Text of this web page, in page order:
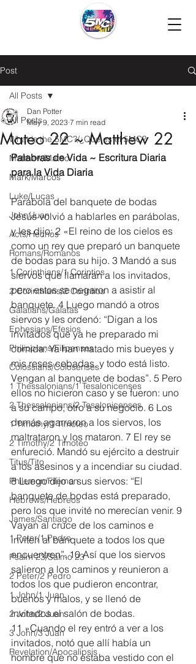
Post
All Posts
What is the 5MC?/¿Que es el 5MC?
Matthew/Mateo
Mark/Marcos
Luke/Lucas
John/Juan
Acts/Hechos
Romans/Romanos
1 Corinthians/1 Corintios
2 Corinthians/2 Corintios
Galatians/Gálatas
Ephesians/Efesios
Philippians/Filipenses
Colossians/Colosenses
1 Thessalonians/1 Tesalonicenses
2 Thessalonians/2 Tesalonicenses
1 Timothy/1 Timoteo
2 Timothy/2 Timoteo
Titus/Tito
Philemon/Filemon
Hebrews/Hebreos
James/Santiago
1 Peter/1 Pedro
Psalm 23/Salmo 23
2 Peter/2 Pedro
1 John/1 Juan
2 John/2 Juan
3 John/3 Juan
Revelation/Apocalipsis
All Posts
Mateo 22 ~ Matthew 22
Dan Potter
May 9, 2023 7 min read
Palabras de Vida ~ Escritura Diaria
para la Vida Diaria
Parábola del banquete de bodas
Jesús volvió a hablarles en parábolas,
y les dijo: 2 «El reino de los cielos es
como un rey que preparó un banquete
de bodas para su hijo. 3 Mandó a sus
siervos que llamaran a los invitados,
pero estos se negaron a asistir al
banquete. 4 Luego mandó a otros
siervos y les ordenó: “Digan a los
invitados que ya he preparado mi
comida: Ya han matado mis bueyes y
mis reses cebadas, y todo está listo.
Vengan al banquete de bodas”. 5 Pero
ellos no hicieron caso y se fueron: uno
a su campo, otro a su negocio. 6 Los
demás agarraron a los siervos, los
maltrataron y los mataron. 7 El rey se
enfureció. Mandó su ejército a destruir
a los asesinos y a incendiar su ciudad.
8 Luego dijo a sus siervos: “El
banquete de bodas está preparado,
pero los que invité no merecían venir. 9
Vayan al cruce de los caminos e
inviten al banquete a todos los que
encuentren”. 10 Así que los siervos
salieron a los caminos y reunieron a
todos los que pudieron encontrar,
buenos y malos, y se llenó de
invitados el salón de bodas.
11 »Cuando el rey entró a ver a los
invitados, notó que allí había un
hombre que no estaba vestido con el